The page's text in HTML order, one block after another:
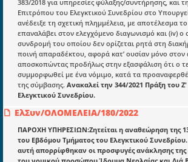
383/2018 για υπηρεσίες φύλαξης/συντήρησης, και
Επιτρόπου του Ελεγκτικού Συνεδρίου στο
ανέδειξε τη σχετική πλημμέλεια, με αποτέλεσμα
επαναλάβει στον ελεγχόμενο διαγωνισμό και (iv) ο
συνδρομή του οποίου δεν ορίζεται ρητά στη
ποινή απαραδέκτου, αφορά κατ’ ουσίαν μόνο στον
αποσκοπώντας προδήλως στην εξασφάλιση ότι ο
συμμορφωθεί με ένα νόμιμο, κατά τα
της σύμβασης. Ανακαλεί την 344/2021 Πράξη του
Ελεγκτικού Συνεδρίου.
ΕλΣυν/ΟΛΟΜΕΛΕΙΑ/180/2022
ΠΑΡΟΧΗ ΥΠΗΡΕΣΙΩΝ:Ζητείται η αναθεώρηση της
του Εβδόμου Τμήματος του Ελεγκτικού
αυτή απορρίφθηκαν οι προσφυγές ανάκλησης της
Οδηγοί εκκαθάρισης
Νόμοι και προεδρικά διατάγματα
Υπουργικές αποφάσεις
Νομολογία και Γνωμοδοτήσεις ΝΣΚ
Πληροφορίες
Είσοδος
Εγγραφή